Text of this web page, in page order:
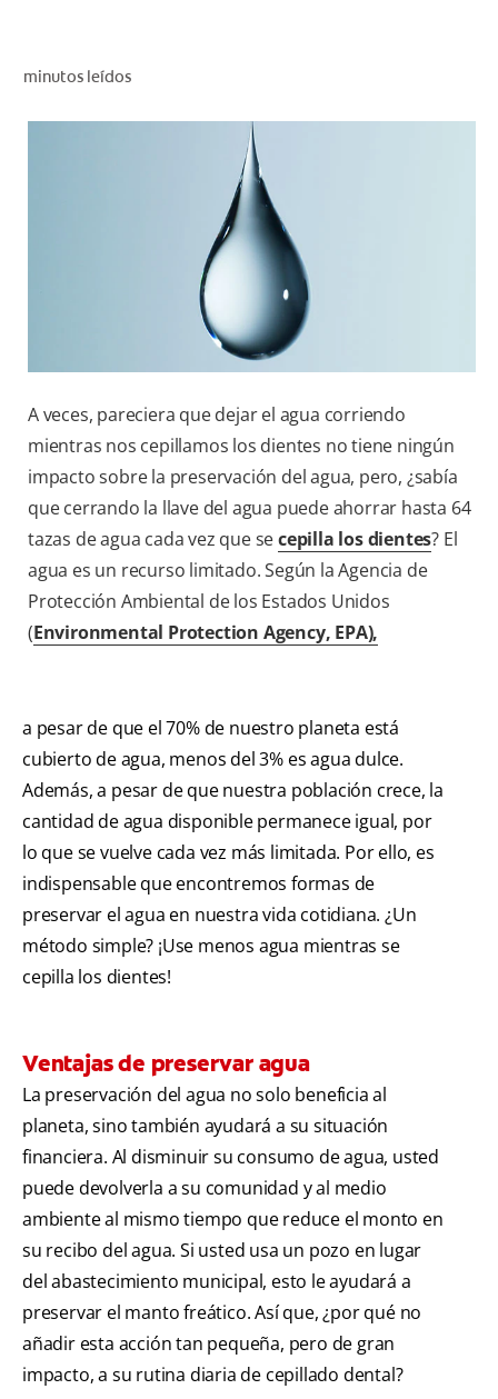
minutos leídos
A veces, pareciera que dejar el agua corriendo
mientras nos cepillamos los dientes no tiene ningún
impacto sobre la preservación del agua, pero, ¿sabía
que cerrando la llave del agua puede ahorrar hasta 64
tazas de agua cada vez que secepilla los dientes? El
agua es un recurso limitado. Según la Agencia de
Protección Ambiental de los Estados Unidos
(Environmental Protection Agency, EPA),
a pesar de que el 70% de nuestro planeta está
cubierto de agua, menos del 3% es agua dulce.
Además, a pesar de que nuestra población crece, la
cantidad de agua disponible permanece igual, por
lo que se vuelve cada vez más limitada. Por ello, es
indispensable que encontremos formas de
preservar el agua en nuestra vida cotidiana. ¿Un
método simple? ¡Use menos agua mientras se
cepilla los dientes!
Ventajas de preservar agua
La preservación del agua no solo beneficia al
planeta, sino también ayudará a su situación
financiera. Al disminuir su consumo de agua, usted
puede devolverla a su comunidad y al medio
ambiente al mismo tiempo que reduce el monto en
su recibo del agua. Si usted usa un pozo en lugar
del abastecimiento municipal, esto le ayudará a
preservar el manto freático. Así que, ¿por qué no
añadir esta acción tan pequeña, pero de gran
impacto, a su rutina diaria de cepillado dental?